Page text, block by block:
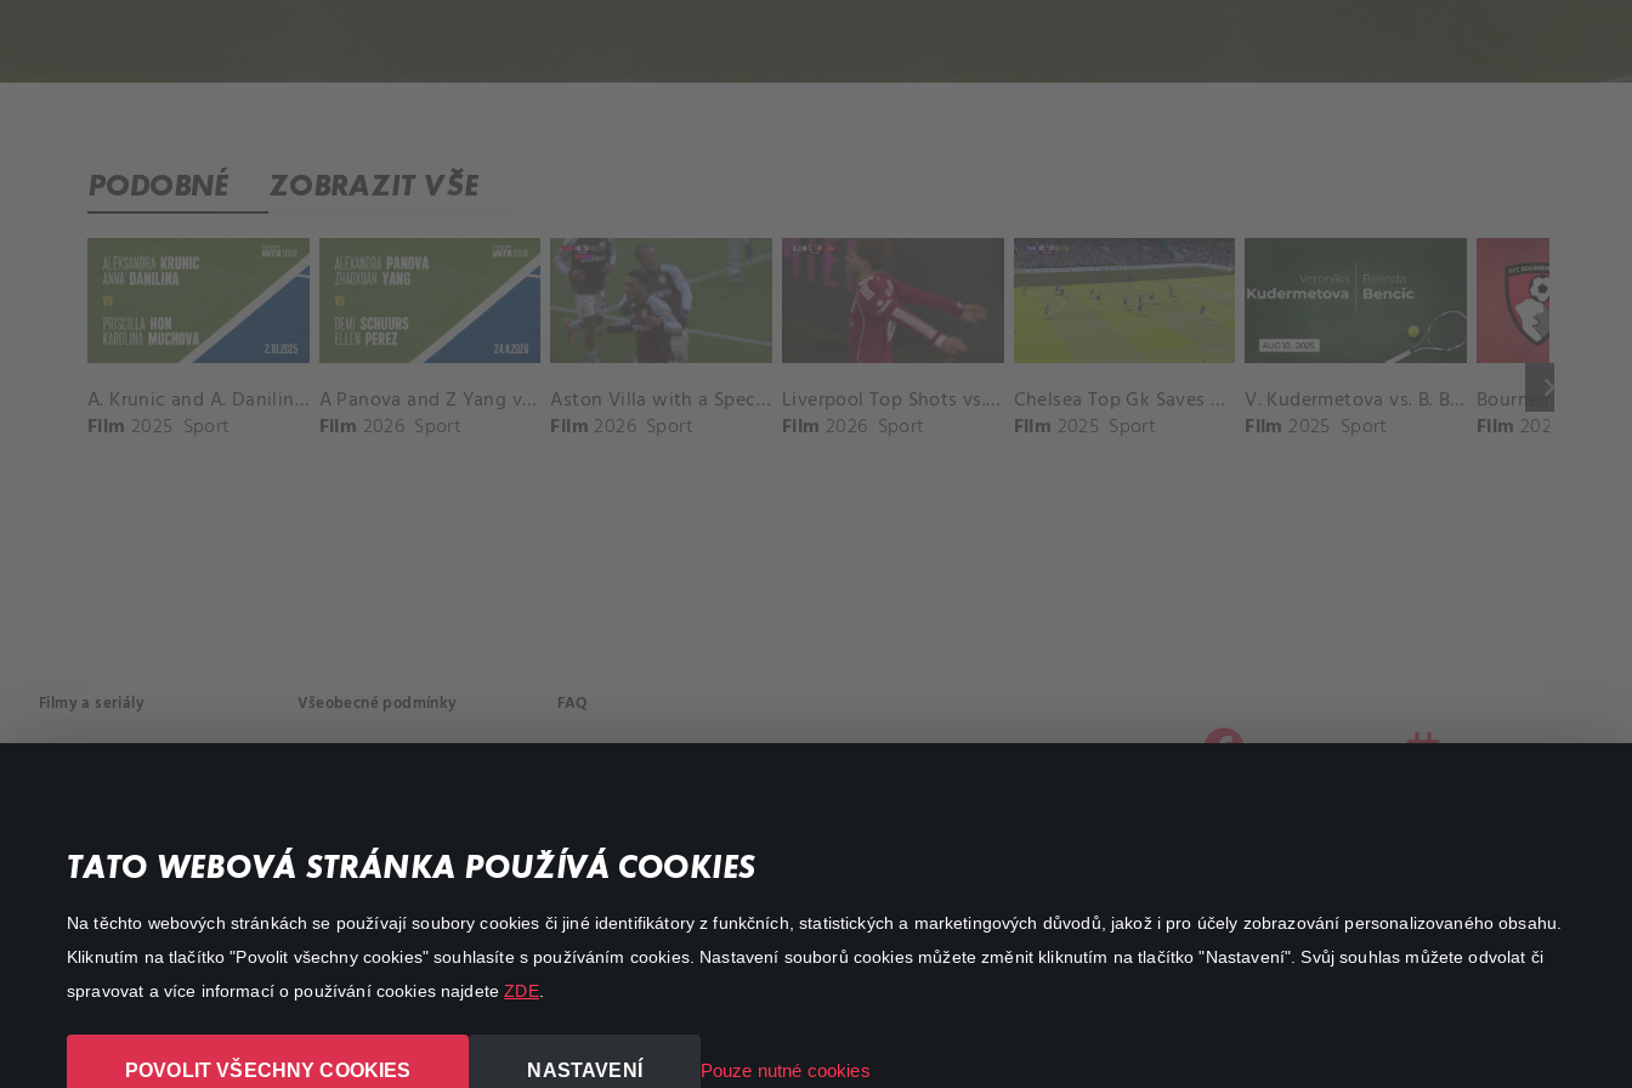
TATO WEBOVÁ STRÁNKA POUŽÍVÁ COOKIES
Na těchto webových stránkách se používají soubory cookies či jiné identifikátory z funkčních, statistických a marketingových důvodů, jakož i pro účely zobrazování personalizovaného obsahu.
Kliknutím na tlačítko "Povolit všechny cookies" souhlasíte s používáním cookies. Nastavení souborů cookies můžete změnit kliknutím na tlačítko "Nastavení". Svůj souhlas můžete odvolat či
spravovat a více informací o používání cookies najdeteZDE.
POVOLIT VŠECHNY COOKIES NASTAVENÍ Pouze nutné cookies
PODOBNÉ ZOBRAZIT VŠE
keyboard_arrow_right
A. Krunic and A. Danilina vs. P. Hon and K. Muchova Match Highlights - BEIJING_Capital Group Diamond ( October 02, 2025)
Film 2025 Sport
A Panova and Z Yang vs D Schuurs and E Perez Match Highlights - MADRID_Court 8 ( April 24, 2026)
Film 2026 Sport
Aston Villa with a Spectacular Goal vs. Nottingham Forest
Film 2026 Sport
Liverpool Top Shots vs. Fulham
Film 2026 Sport
Chelsea Top Gk Saves vs. Crystal Palace
Film 2025 Sport
V. Kudermetova vs. B. Bencic Match Highlights - CINCINNATI_Champions Court ( August 10, 2025)
Film 2025 Sport Film 2025
Filmy a seriály
Akční
Všeobecné podmínky FAQ
facebookinstagram
Canal+ Luxembourg S. à r.l. se sídlem Rue Albert Borschette 4,